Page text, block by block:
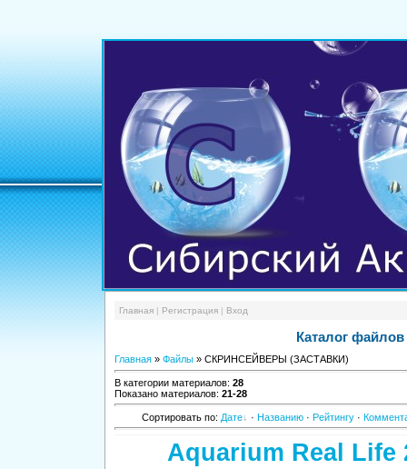
Главная| Регистрация| Вход
Каталог файлов
Главная» Файлы» СКРИНСЕЙВЕРЫ (ЗАСТАВКИ)
В категории материалов: 28
Показано материалов: 21-28
Сортировать по: Дате · Названию· Рейтингу·
Aquarium Real Life